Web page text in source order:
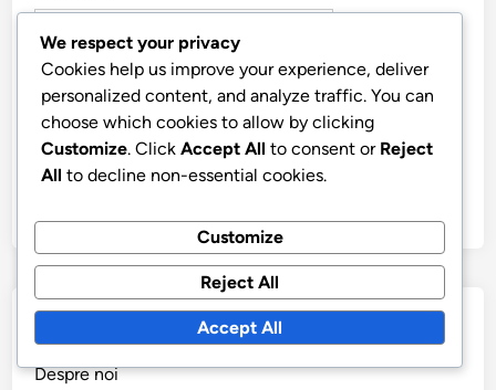
SAVE MY NAME, EMAIL, AND WEBSITE IN THIS
BROWSER FOR THE NEXT TIME I COMMENT.
Despre noi
We respect your privacy
Cookies help us improve your experience, deliver
personalized content, and analyze traffic. You can
choose which cookies to allow by clicking
Customize. Click Accept All to consent or Reject
All to decline non-essential cookies.
Customize
Reject All
Accept All